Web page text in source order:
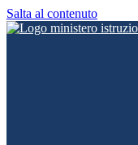
Salta al contenuto